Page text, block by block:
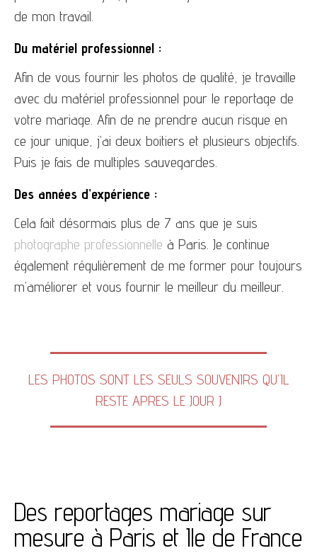
de mon travail.
Du matériel professionnel :
Afin de vous fournir les photos de qualité, je travaille
avec du matériel professionnel pour le reportage de
votre mariage. Afin de ne prendre aucun risque en
ce jour unique, j’ai deux boitiers et plusieurs objectifs.
Puis je fais de multiples sauvegardes.
Des années d’expérience :
Cela fait désormais plus de 7 ans que je suis
photographe professionnelle à Paris. Je continue
également régulièrement de me former pour toujours
m’améliorer et vous fournir le meilleur du meilleur.
LES PHOTOS SONT LES SEULS SOUVENIRS QU’IL
RESTE APRES LE JOUR J
Des reportages mariage sur
mesure à Paris et Ile de France